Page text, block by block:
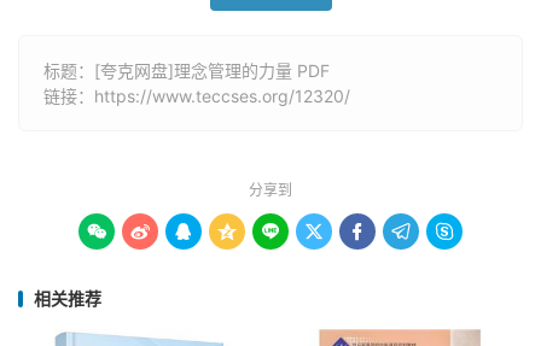
标题：[夸克网盘]理念管理的力量 PDF
链接： https://www.teccses.org/12320/
分享到
        
相关推荐